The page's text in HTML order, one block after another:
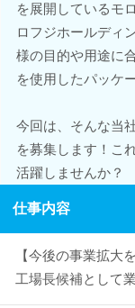
を展開しているモ
ロフジホールディ
様の目的や用途に
を使用したパッケ
今回は、そんな当
を募集します！こ
活躍しませんか？
仕事内容
【今後の事業拡大
工場長候補として